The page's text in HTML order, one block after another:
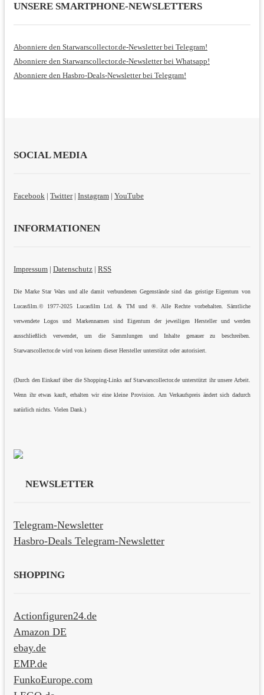
UNSERE SMARTPHONE-NEWSLETTERS
Abonniere den Starwarscollector.de-Newsletter bei Telegram!
Abonniere den Starwarscollector.de-Newsletter bei Whatsapp!
Abonniere den Hasbro-Deals-Newsletter bei Telegram!
SOCIAL MEDIA
Facebook | Twitter| Instagram | YouTube
INFORMATIONEN
Impressum | Datenschutz | RSS
Die Marke Star Wars und alle damit verbundenen Gegenstände sind das geistige Eigentum von
Lucasfilm.© 1977-2025 Lucasfilm Ltd. & TM und ®. Alle Rechte vorbehalten. Sämtliche
verwendete Logos und Markennamen sind Eigentum der jeweiligen Hersteller und werden
ausschließlich verwendet, um die Sammlungen und Inhalte genauer zu beschreiben.
Starwarscollector.de wird von keinem dieser Hersteller unterstützt oder autorisiert.
(Durch den Einkauf über die Shopping-Links auf Starwarscollector.de unterstützt ihr unsere Arbeit.
Wenn ihr etwas kauft, erhalten wir eine kleine Provision. Am Verkaufspreis ändert sich dadurch
natürlich nichts. Vielen Dank.)
NEWSLETTER
Telegram-Newsletter
Hasbro-Deals Telegram-Newsletter
SHOPPING
Actionfiguren24.de
Amazon DE
ebay.de
EMP.de
FunkoEurope.com